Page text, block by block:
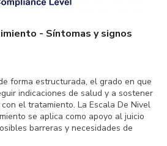
- Síntomas y signos
forma estructurada, el grado en que
indicaciones de salud y a sostener
el tratamiento. La Escala De Nivel
se aplica como apoyo al juicio
barreras y necesidades de